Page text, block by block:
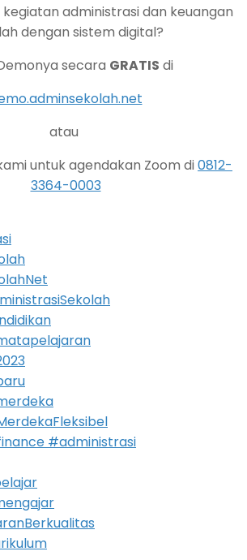
administrasi dan keuangan
dengan sistem digital?
secara GRATIS di
atau
untuk agendakan Zoom di0812-
3364-0003
#administrasi